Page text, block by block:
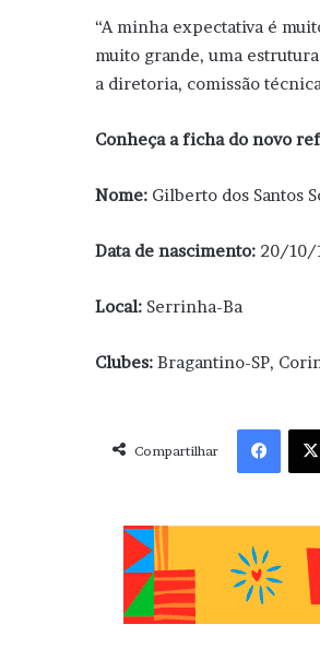
“A minha expectativa é
muito grande, uma
a diretoria, comissão
Conheça a ficha do novo
Nome: Gilberto dos Santos
Data de nascimento: 20/10/
Local: Serrinha-Ba
Clubes: Bragantino-SP,
Compartilhar
Facebook